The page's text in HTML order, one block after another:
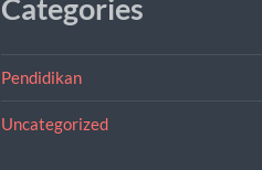
Categories
Pendidikan
Uncategorized